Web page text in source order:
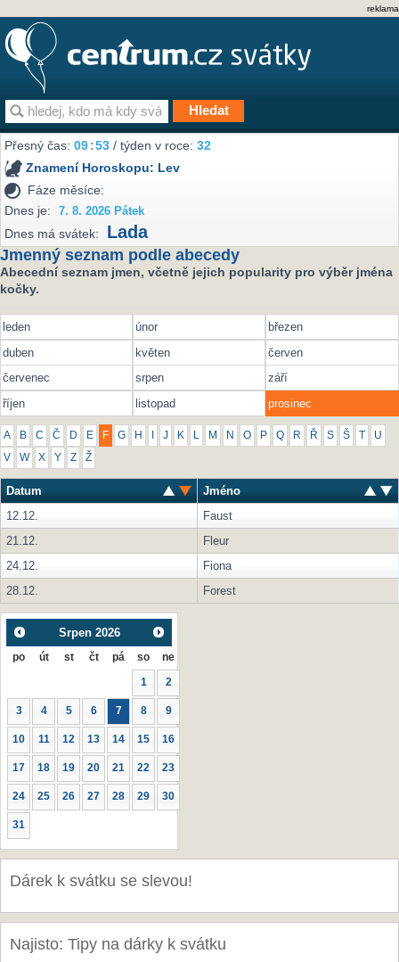
reklama
Přesný čas:09 53 / týden v roce:32
Znamení Horoskopu: Lev
Fáze měsíce:
Dnes je:
7. 8. 2026 Pátek
Dnes má svátek: Lada
Jmenný seznam podle abecedy
Abecední seznam jmen, včetně jejich popularity pro výběr jména
kočky.
leden únor
březen
duben
květen
červen
červenec
srpen
září
říjen
listopad prosinec
A B C Č D E F G H J K L M N O P Q R Ř S Š U
V W X Y Z Ž
Datum
Jméno
12.12.
Faust
21.12.
Fleur
24.12.
Fiona
28.12.
Forest
Srpen 2026
po út st čt pá so ne
1 2
3 4 5 6 7 8 9
10 11 12 13 14 15 16
17 18 19 20 21 22 23
24 25 26 27 28 29 30
31
Dárek k svátku se slevou!
Najisto: Tipy na dárky k svátku